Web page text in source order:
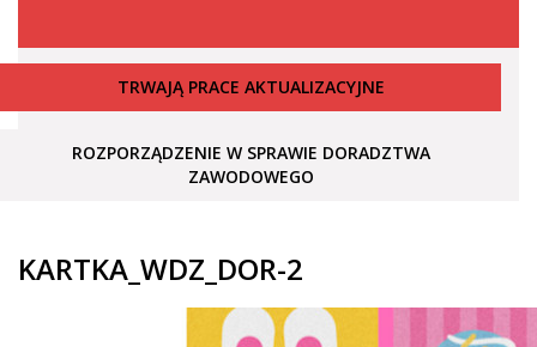
TRWAJĄ PRACE AKTUALIZACYJNE
ROZPORZĄDZENIE W SPRAWIE DORADZTWA
ZAWODOWEGO
KARTKA_WDZ_DOR-2